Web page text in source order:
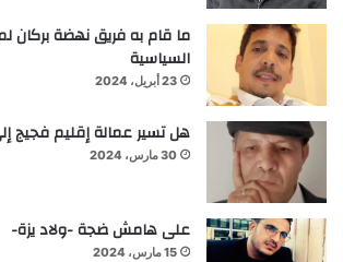
ما قام به فريق نهضة بركان
السياسية
23 أبريل، 2024
هل تسير عمالة إقليم فجيج
30 مارس، 2024
على هامش ضجة -ولاد يزة-
15 مارس، 2024